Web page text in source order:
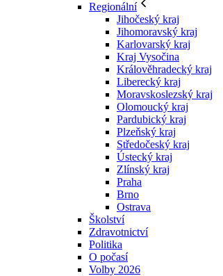
Regionální
Jihočeský kraj
Jihomoravský kraj
Karlovarský kraj
Kraj Vysočina
Králověhradecký kraj
Liberecký kraj
Moravskoslezský kraj
Olomoucký kraj
Pardubický kraj
Plzeňský kraj
Středočeský kraj
Ústecký kraj
Zlínský kraj
Praha
Brno
Ostrava
Školství
Zdravotnictví
Politika
O počasí
Volby 2026